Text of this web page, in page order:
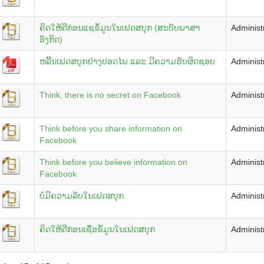
ຄິດໃຫ້ດີກ່ອນແຊຂໍ້ມູນໃນເຟດສບຸກ (ສະບັບພາສາ
ອັງກິດ)
ຫລີ້ນເຟດສບຸກຢ່າງປອດໄພ ແລະ ມີຄວາມຮັບຜິດຊອບ
Think, there is no secret on Facebook
Think before you share information on
Facebook
Think before you believe information on
Facebook
ບໍ່ມີຄວາມລັບໃນເຟດສບຸກ
ຄິດໃຫ້ດີກ່ອນເຊື່ອຂໍ້ມູນໃນເຟດສບຸກ